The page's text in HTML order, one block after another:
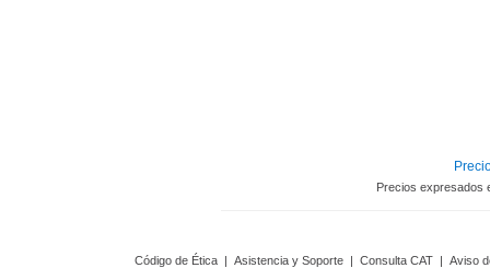
Precios expresados
Código de Ética | Asistencia y Soporte | Consulta CAT | Aviso